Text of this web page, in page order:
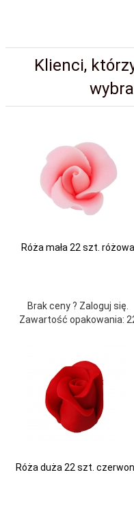
Klienci,
Róża mała 22 szt. różowa
Brak ceny ? Zaloguj się.
Zawartość opakowania:
Róża duża 22 szt.